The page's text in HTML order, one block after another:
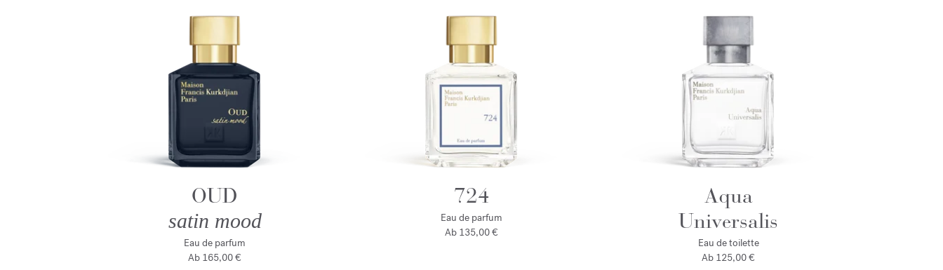
OUD
satin mood
Eau de parfum
Ab 165,00 €
724
Eau de parfum
Ab 135,00 €
Aqua
Universalis
Eau de toilette
Ab 125,00 €